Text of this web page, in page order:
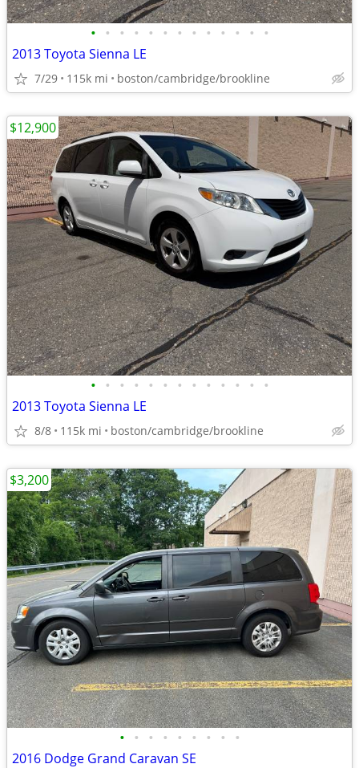
• • • • • • • • • • • • •
2013 Toyota Sienna LE
7/29 115k mi boston/cambridge/brookline
• • • • • • • • • • • • •
2013 Toyota Sienna LE
8/8 115k mi boston/cambridge/brookline
$12,900
• • • • • • • • •
2016 Dodge Grand Caravan SE
$3,200